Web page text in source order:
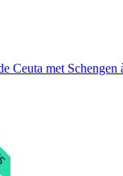
Ceuta met Schengen